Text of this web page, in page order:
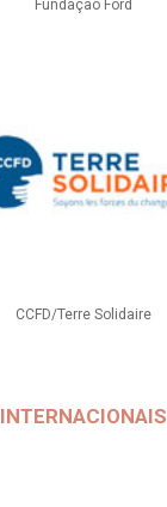
Fundação Ford
CCFD/Terre Solidaire
INTERNACIONAIS